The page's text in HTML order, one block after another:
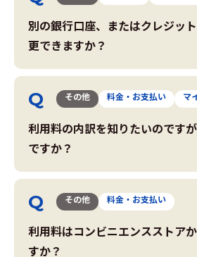
別の銀行口座、またはクレジッ
更できますか？
その他 料金・お支払い マ
利用料の内訳を知りたいのです
ですか？
その他 料金・お支払い
利用料はコンビニエンスストア
すか？